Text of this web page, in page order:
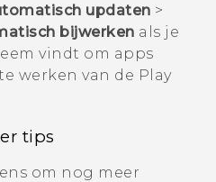
updaten >
bijwerken als je
vindt om apps
werken van de Play
tips
om nog meer